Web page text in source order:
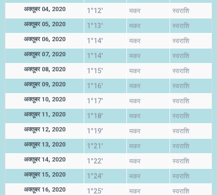
अक्तूबर 04, 2020 1°12' मकर स्वराशि
अक्तूबर 05, 2020 1°13' मकर स्वराशि
अक्तूबर 06, 2020 1°14' मकर स्वराशि
अक्तूबर 07, 2020 1°14' मकर स्वराशि
अक्तूबर 08, 2020 1°15' मकर स्वराशि
अक्तूबर 09, 2020 1°16' मकर स्वराशि
अक्तूबर 10, 2020 1°17' मकर स्वराशि
अक्तूबर 11, 2020 1°18' मकर स्वराशि
अक्तूबर 12, 2020 1°19' मकर स्वराशि
अक्तूबर 13, 2020 1°21' मकर स्वराशि
अक्तूबर 14, 2020 1°22' मकर स्वराशि
अक्तूबर 15, 2020 1°24' मकर स्वराशि
अक्तूबर 16, 2020 1°25' मकर स्वराशि